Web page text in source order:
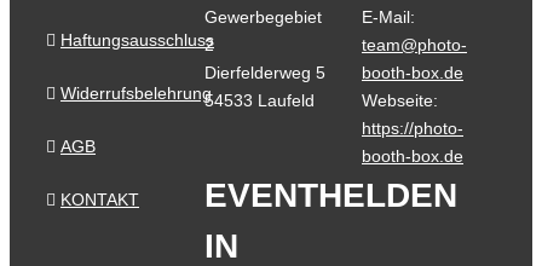
Haftungsausschluss
Widerrufsbelehrung
AGB
KONTAKT
Gewerbegebiet
2
Dierfelderweg 5
54533 Laufeld
E-Mail:
team@photo-
booth-box.de
Webseite:
https://photo-
booth-box.de
EVENTHELDEN
IN